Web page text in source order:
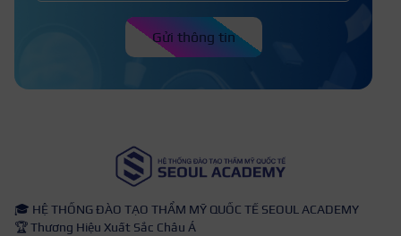
Gửi thông tin
🎓 HỆ THỐNG ĐÀO TẠO THẨM MỸ QUỐC TẾ SEOUL ACADEMY
🏆 Thương Hiệu Xuất Sắc Châu Á